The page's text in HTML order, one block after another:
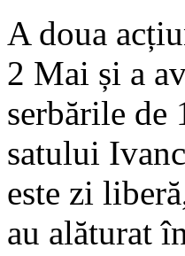
A doua
2 Mai și a
serbările
satului
este zi
au alăturat